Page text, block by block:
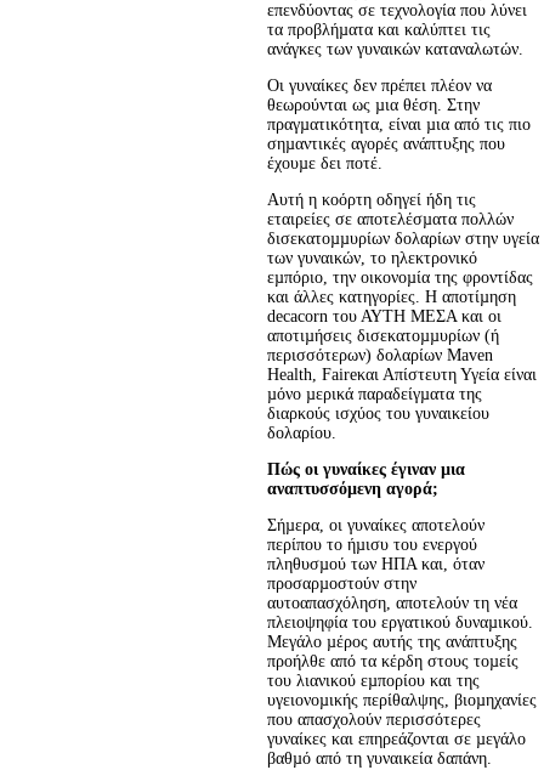
επενδύοντας σε τεχνολογία που λύνει
τα προβλήµατα και καλύπτει τις
ανάγκες των γυναικών καταναλωτών.
Οι γυναίκες δεν πρέπει πλέον να
θεωρούνται ως µια θέση. Στην
πραγµατικότητα, είναι µια από τις πιο
σηµαντικές αγορές ανάπτυξης που
έχουµε δει ποτέ.
Αυτή η κοόρτη οδηγεί ήδη τις
εταιρείες σε αποτελέσµατα πολλών
δισεκατοµµυρίων δολαρίων στην υγεία
των γυναικών, το ηλεκτρονικό
εµπόριο, την οικονοµία της φροντίδας
και άλλες κατηγορίες. Η αποτίµηση
decacorn του ΑΥΤΗ ΜΕΣΑ και οι
αποτιµήσεις δισεκατοµµυρίων (ή
περισσότερων) δολαρίων Maven
Health, Faireκαι Απίστευτη Υγεία είναι
µόνο µερικά παραδείγµατα της
διαρκούς ισχύος του γυναικείου
δολαρίου.
Πώς οι γυναίκες έγιναν µια
αναπτυσσόµενη αγορά;
Σήµερα, οι γυναίκες αποτελούν
περίπου το ήµισυ του ενεργού
πληθυσµού των ΗΠΑ και, όταν
προσαρµοστούν στην
αυτοαπασχόληση, αποτελούν τη νέα
πλειοψηφία του εργατικού δυναµικού.
Μεγάλο µέρος αυτής της ανάπτυξης
προήλθε από τα κέρδη στους τοµείς
του λιανικού εµπορίου και της
υγειονοµικής περίθαλψης, βιοµηχανίες
που απασχολούν περισσότερες
γυναίκες και επηρεάζονται σε µεγάλο
βαθµό από τη γυναικεία δαπάνη.